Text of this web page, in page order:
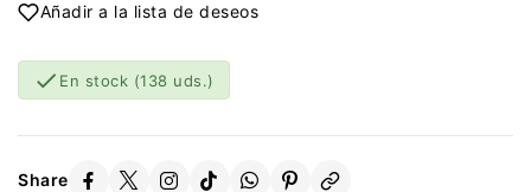
Añadir a la lista de deseos
 En stock (138 uds.)
Share